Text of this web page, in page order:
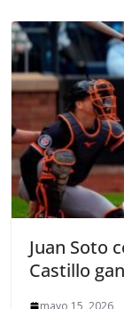
Juan Soto
Castillo